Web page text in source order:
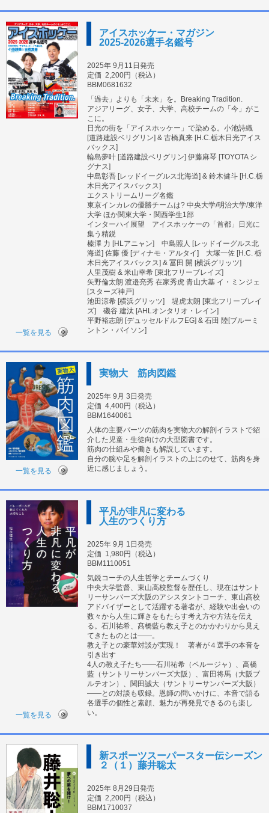
アイスホッケー・マガジン
2025-2026選手名鑑号
2025年 9月11日発売
定価 2,200円（税込）
BBM0681632
「過去」よりも「未来」を。Breaking Tradition.
アジアリーグ、女子、大学、高校チームの「今」がこ
こに。
日光の街を「アイスホッケー」で染める。小池詩織
[道路建設ベリグリン] & 古橋真来 [H.C.栃木日光アイス
バックス]
輪島夢叶 [道路建設ベリグリン] 伊藤麻琴 [TOYOTA シ
グナス]
中島彰吾 [レッドイーグルス北海道] & 鈴木健斗 [H.C.栃
木日光アイスバックス]
エクストリームリーグ名鑑
東京インカレの優勝チームは? 中央大学/明治大学/東洋
大学 ほか関東大学・関西学生1部
インターハイ展望 アイスホッケーの「首都」日光に
集う精鋭
榛澤 力 [HLアニャン] 中島照人 [レッドイーグルス北
海道] 佐藤 優 [ディナモ・アルタイ] 大塚一佐 [H.C. 栃
木日光アイスバックス] & 冨田 開 [横浜グリッツ]
人里茂樹 & 米山幸希 [東北フリーブレイズ]
矢野倫太朗 渡邉亮秀 在家秀虎 青山大基 イ・ミンジェ
[スターズ神戸]
池田涼希 [横浜グリッツ] 堤虎太朗 [東北フリーブレイ
ズ] 磯谷 建汰 [AHLオンタリオ・レイン]
平野裕志朗 [デュッセルドルフEG] & 石田 陸[ブルーミ
ントン・パイソン]
一覧を見る
実物大 筋肉図鑑
2025年 9月 3日発売
定価 4,400円（税込）
BBM1640061
人体の主要パーツの筋肉を実物大の解剖イラストで紹
介した児童・生徒向けの大型図書です。
筋肉の仕組みや働きも解説しています。
自分の腕や足を解剖イラストの上にのせて、筋肉を身
近に感じましょう。
一覧を見る
平凡が非凡に変わる
人生のつくり方
2025年 9月 1日発売
定価 1,980円（税込）
BBM1110051
気鋭コーチの人生哲学とチームづくり
中央大学監督、東山高校監督を歴任し、現在はサント
リーサンバーズ大阪のアシスタントコーチ、東山高校
アドバイザーとして活躍する著者が、経験や出会いの
数々から人生に輝きをもたらす考え方や方法を伝え
る。石川祐希、髙橋藍ら教え子とのかかわりから見え
てきたものとは――。
教え子との豪華対談が実現！ 著者が４選手の本音を
引き出す
4人の教え子たち――石川祐希（ペルージャ）、高橋
藍（サントリーサンバーズ大阪）、富田将馬（大阪ブ
ルテオン）、関田誠大（サントリーサンバーズ大阪）
――との対談も収録。恩師の問いかけに、本音で語る
各選手の個性と素顔、魅力が再発見できるのも楽し
い。
一覧を見る
新スポーツスーパースター伝シーズン
２（１）藤井聡太
2025年 8月29日発売
定価 2,200円（税込）
BBM1710037